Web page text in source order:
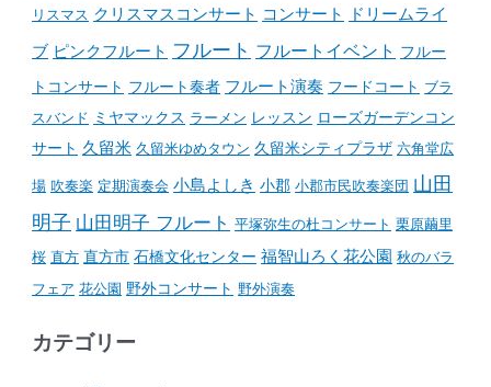
リスマス クリスマスコンサート コンサート
ドリームライ
ブ ピンクフルート フルート フルートイベント フルー
トコンサート フルート奏者 フルート演奏 フードコート ブラ
スバンド ミヤマックス ラーメン レッスン ローズガーデンコン
サート 久留米 久留米ゆめタウン 久留米シティプラザ 六角堂広
場 吹奏楽 定期演奏会 小島よしき 小郡 小郡市民吹奏楽団 山田
明子 山田明子 フルート 平塚弥生の杜コンサート 栗原繭里
桜 直方 直方市 石橋文化センター 福智山ろく花公園 秋のバラ
フェア 花公園 野外コンサート 野外演奏
カテゴリー